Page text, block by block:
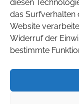
diesen
das Surfverhalten
Website
Widerruf der
bestimmte
Nordrhein-Westfalen
Rheinland-Pfalz
Saarland